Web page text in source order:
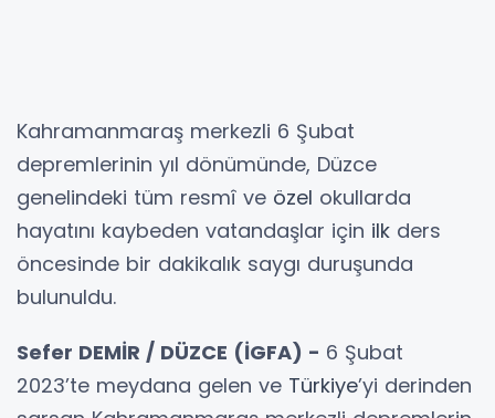
Kahramanmaraş merkezli 6 Şubat
depremlerinin yıl dönümünde, Düzce
genelindeki tüm resmî ve özel okullarda
hayatını kaybeden vatandaşlar için ilk ders
öncesinde bir dakikalık saygı duruşunda
bulunuldu.
Sefer DEMİR / DÜZCE (İGFA) - 6 Şubat
2023’te meydana gelen ve Türkiye’yi derinden